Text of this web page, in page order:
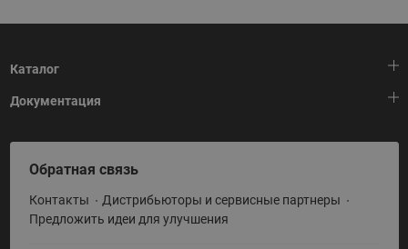
Каталог
Тепловая автоматика
Холодильная техника
Приводная техника
Промышленная автоматика
Документация
HeatPlatform (Тепловая платформа)
Полезные программы и инструменты
Условия поставки
Обратная связь
Контакты
Дистрибьюторы и сервисные партнеры
Предложить идеи для улучшения